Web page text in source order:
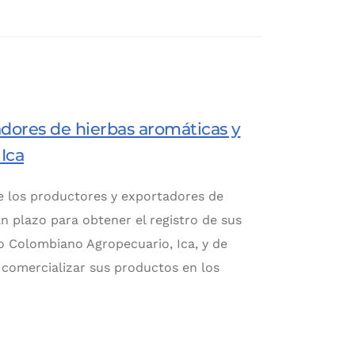
de hierbas aromáticas y
los productores y exportadores de
plazo para obtener el registro de sus
Agropecuario, Ica, y de
sus productos en los